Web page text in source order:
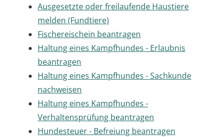
Ausgesetzte oder freilaufende Haustiere
melden (Fundtiere)
Fischereischein beantragen
Haltung eines Kampfhundes - Erlaubnis
beantragen
Haltung eines Kampfhundes - Sachkunde
nachweisen
Haltung eines Kampfhundes -
Verhaltensprüfung beantragen
Hundesteuer - Befreiung beantragen